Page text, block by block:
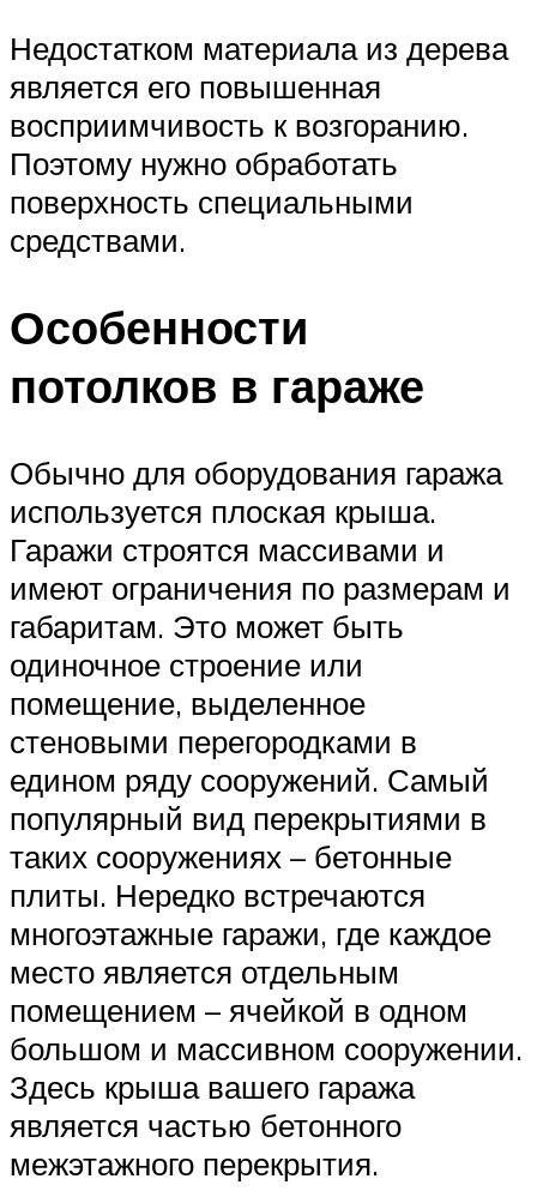
Недостатком материала из дерева
является его повышенная
восприимчивость к возгоранию.
Поэтому нужно обработать
поверхность специальными
средствами.
Особенности
потолков в гараже
Обычно для оборудования гаража
используется плоская крыша.
Гаражи строятся массивами и
имеют ограничения по размерам и
габаритам. Это может быть
одиночное строение или
помещение, выделенное
стеновыми перегородками в
едином ряду сооружений. Самый
популярный вид перекрытиями в
таких сооружениях – бетонные
плиты. Нередко встречаются
многоэтажные гаражи, где каждое
место является отдельным
помещением – ячейкой в одном
большом и массивном сооружении.
Здесь крыша вашего гаража
является частью бетонного
межэтажного перекрытия.